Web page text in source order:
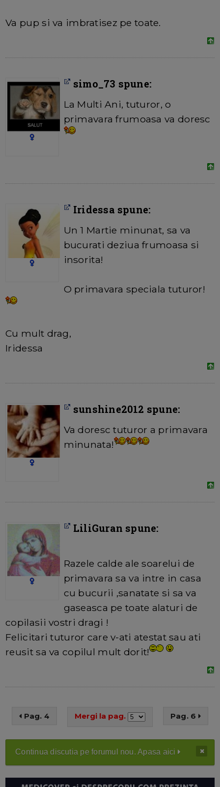
Va pup si va imbratisez pe toate.
simo_73 spune:
La Multi Ani, tuturor, o
primavara frumoasa va doresc
Iridessa spune:
Un 1 Martie minunat, sa va
bucurati deziua frumoasa si
insorita!
O primavara speciala tuturor!
Cu mult drag,
Iridessa
sunshine2012 spune:
Va doresc tuturor a primavara
minunata!
LiliGuran spune:
Razele calde ale soarelui de
primavara sa va intre in casa
cu bucurii ,sanatate si sa va
gaseasca pe toate alaturi de
copilasii vostri dragi !
Felicitari tuturor care v-ati atestat sau ati
reusit sa va copilul mult dorit!
Pag. 4 Mergi la pag. Pag. 6
Continua discutia pe forumul nou. Apasa aici